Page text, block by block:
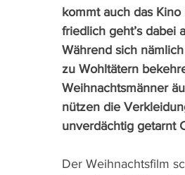
kommt auch das
friedlich geht’s dabei
Während sich
zu Wohltätern
Weihnachtsmänner
nützen die
unverdächtig getarnt
Der Weihnachtsfilm